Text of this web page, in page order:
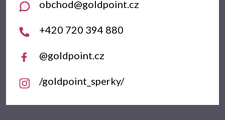
obchod@goldpoint.cz
+420 720 394 880
@goldpoint.cz
/goldpoint_sperky/